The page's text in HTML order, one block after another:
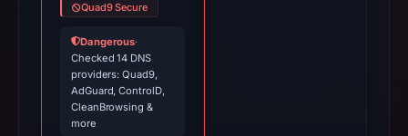
Quad9 Secure
Dangerous·
Checked 14 DNS
providers: Quad9,
AdGuard, ControlD,
CleanBrowsing &
more